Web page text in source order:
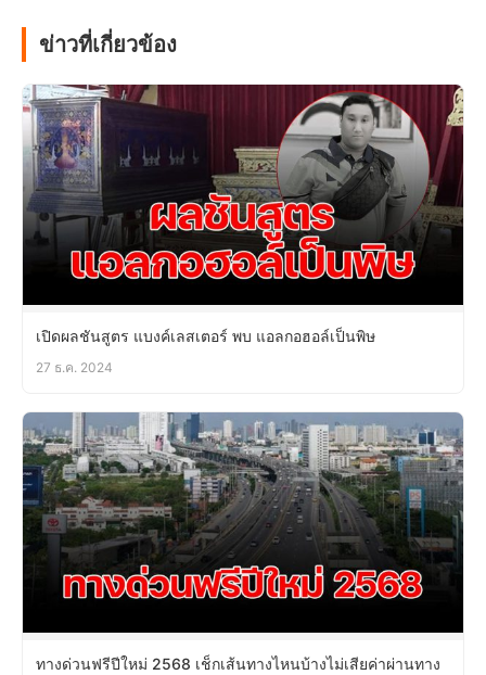
ข่าวที่เกี่ยวข้อง
เปิดผลชันสูตร แบงค์เลสเตอร์ พบ แอลกอฮอล์เป็นพิษ
27 ธ.ค. 2024
ทางด่วนฟรีปีใหม่ 2568 เช็กเส้นทางไหนบ้างไม่เสียค่าผ่านทาง